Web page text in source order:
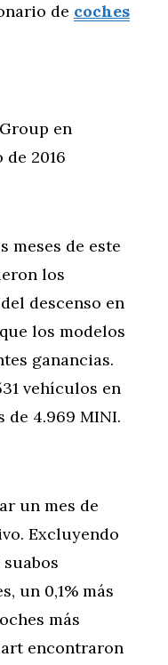
de coches
en
2016
meses de este
los
descenso en
los modelos
ganancias.
vehículos en
de 4.969 MINI.
un mes de
Excluyendo
un 0,1% más
más
encontraron